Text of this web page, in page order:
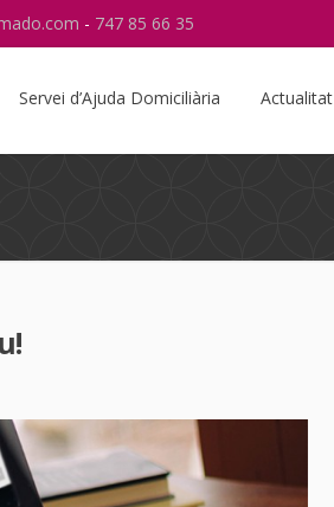
- 747 85 66 35
Servei d’Ajuda Domiciliària Actualitat